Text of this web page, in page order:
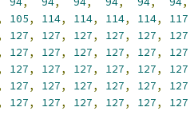
105, 114, 114, 114, 114, 117
127, 127, 127, 127, 127, 127
127, 127, 127, 127, 127, 127
127, 127, 127, 127, 127, 127
127, 127, 127, 127, 127, 127
127, 127, 127, 127, 127, 127